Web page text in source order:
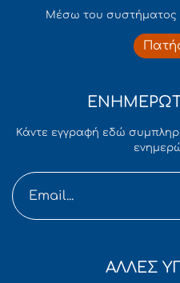
Mέσω του συστήματος
Κάντε εγγραφή εδώ
ΑΛΛΕΣ